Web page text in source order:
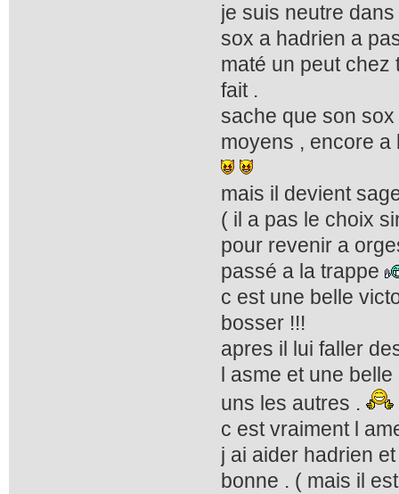
je suis neutre
sox a hadrien a
maté un peut chez
fait .
sache que son
moyens , encore
mais il devient
( il a pas le choix
pour revenir a
passé a la trappe
c est une belle
bosser !!!
apres il lui faller
l asme et une
uns les autres .
c est vraiment l
j ai aider hadrien
bonne . ( mais il